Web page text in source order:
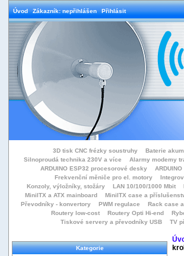
Úvod Zákazník: nepřihlášen Přihlásit
3D tisk CNC frézky soustruhy Baterie
Silnoproudá technika 230V a více
Alarmy modemy
ARDUINO ESP32 procesorové desky
Frekvenční měniče pro el. motory
Konzoly, výložníky, stožáry
LAN 10/100/1000 Mbit
MiniITX a ATX mainboard
MiniITX case a
Převodníky - konvertory
PWM regulace Rack case
Routery low-cost
Routery Opti Hi-end
Tiskové servery a převodníky USB
TV
Kategorie